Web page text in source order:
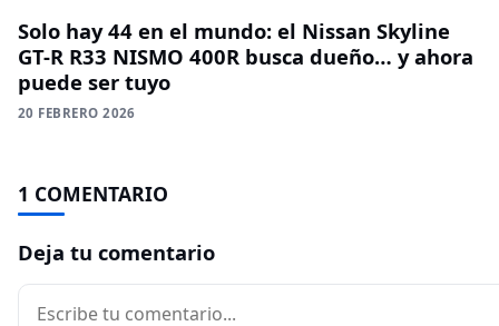
Solo hay 44 en el mundo: el Nissan Skyline
GT-R R33 NISMO 400R busca dueño… y ahora
puede ser tuyo
20 FEBRERO 2026
1 COMENTARIO
Deja tu comentario
Comentario